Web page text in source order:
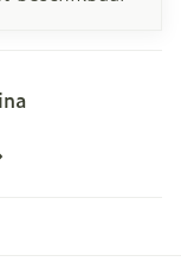
pagina